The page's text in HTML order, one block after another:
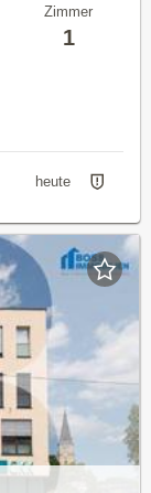
Zimmer
1
heute